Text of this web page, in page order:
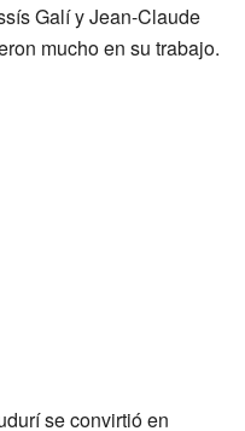
Galí y Jean-Claude
mucho en su trabajo.
se convirtió en